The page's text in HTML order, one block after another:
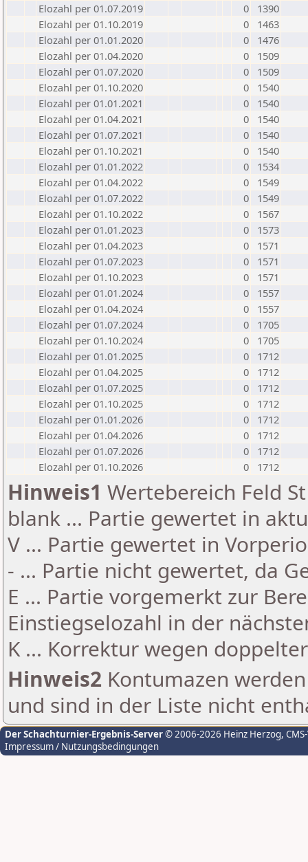
Elozahl per 01.07.2019
0
1390
Elozahl per 01.10.2019
0
1463
Elozahl per 01.01.2020
0
1476
Elozahl per 01.04.2020
0
1509
Elozahl per 01.07.2020
0
1509
Elozahl per 01.10.2020
0
1540
Elozahl per 01.01.2021
0
1540
Elozahl per 01.04.2021
0
1540
Elozahl per 01.07.2021
0
1540
Elozahl per 01.10.2021
0
1540
Elozahl per 01.01.2022
0
1534
Elozahl per 01.04.2022
0
1549
Elozahl per 01.07.2022
0
1549
Elozahl per 01.10.2022
0
1567
Elozahl per 01.01.2023
0
1573
Elozahl per 01.04.2023
0
1571
Elozahl per 01.07.2023
0
1571
Elozahl per 01.10.2023
0
1571
Elozahl per 01.01.2024
0
1557
Elozahl per 01.04.2024
0
1557
Elozahl per 01.07.2024
0
1705
Elozahl per 01.10.2024
0
1705
Elozahl per 01.01.2025
0
1712
Elozahl per 01.04.2025
0
1712
Elozahl per 01.07.2025
0
1712
Elozahl per 01.10.2025
0
1712
Elozahl per 01.01.2026
0
1712
Elozahl per 01.04.2026
0
1712
Elozahl per 01.07.2026
0
1712
Elozahl per 01.10.2026
0 1712
Hinweis1 Wertebereich Feld
blank ... Partie gewertet in
V ... Partie gewertet in
- ... Partie nicht gewertet, da
E ... Partie vorgemerkt zur
Einstiegselozahl in der
K ... Korrektur wegen
Hinweis2 Kontumazen
und sind in der Liste nicht
Der Schachturnier-Ergebnis-Server© 2006-2026 Heinz Herzog,
Impressum / Nutzungsbedingungen